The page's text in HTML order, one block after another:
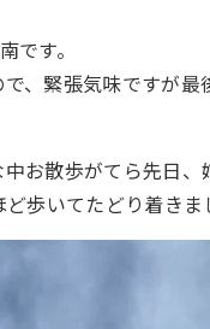
です。
、緊張気味ですが
お散歩がてら先日、
歩いてたどり着きま